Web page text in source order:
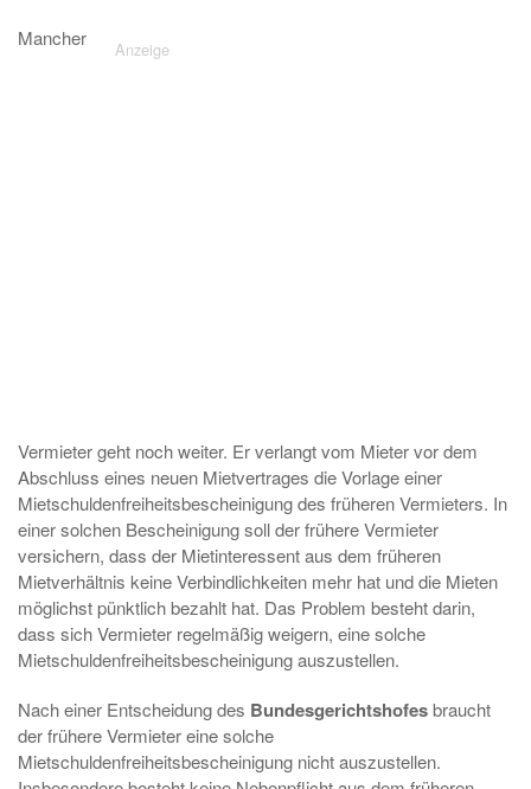
Mancher
Vermieter geht noch weiter. Er verlangt vom Mieter vor dem
Abschluss eines neuen Mietvertrages die Vorlage einer
Mietschuldenfreiheitsbescheinigung des früheren Vermieters. In
einer solchen Bescheinigung soll der frühere Vermieter
versichern, dass der Mietinteressent aus dem früheren
Mietverhältnis keine Verbindlichkeiten mehr hat und die Mieten
möglichst pünktlich bezahlt hat. Das Problem besteht darin,
dass sich Vermieter regelmäßig weigern, eine solche
Mietschuldenfreiheitsbescheinigung auszustellen.
Nach einer Entscheidung des Bundesgerichtshofesbraucht
der frühere Vermieter eine solche
Mietschuldenfreiheitsbescheinigung nicht auszustellen.